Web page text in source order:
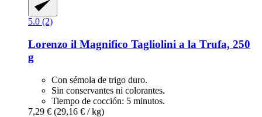
5.0 (2)
Lorenzo il Magnifico Tagliolini a la Trufa, 250
g
Con sémola de trigo duro.
Sin conservantes ni colorantes.
Tiempo de cocción: 5 minutos.
7,29 € (29,16 € / kg)